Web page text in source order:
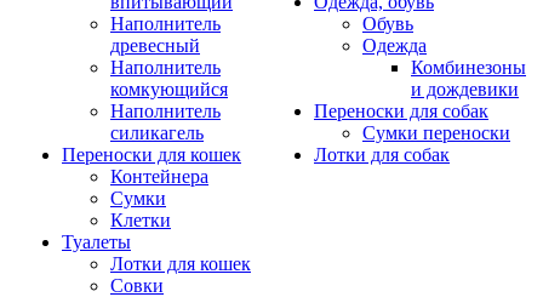
Наполнитель
древесный
Наполнитель
комкующийся
Наполнитель
силикагель
Переноски для кошек
Контейнера
Сумки
Клетки
Туалеты
Лотки для кошек
Совки
Обувь
Одежда
Комбинезоны
и дождевики
Переноски для собак
Сумки переноски
Лотки для собак